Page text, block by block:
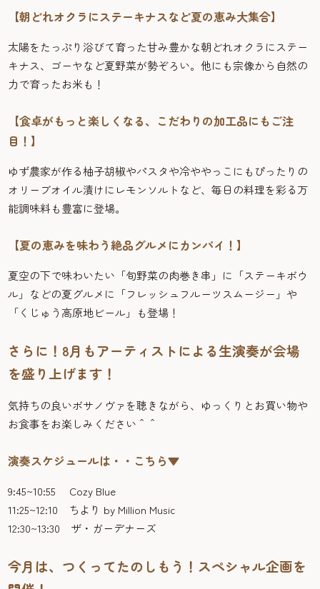
【朝どれオクラにステーキナスなど夏の恵み大集合】
太陽をたっぷり浴びて育った甘み豊かな朝どれオクラにステー
キナス、ゴーヤなど夏野菜が勢ぞろい。他にも宗像から自然の
力で育ったお米も！
【食卓がもっと楽しくなる、こだわりの加工品にもご注
目！】
ゆず農家が作る柚子胡椒やパスタや冷ややっこにもぴったりの
オリーブオイル漬けにレモンソルトなど、毎日の料理を彩る万
能調味料も豊富に登場。
【夏の恵みを味わう絶品グルメにカンパイ！】
夏空の下で味わいたい「旬野菜の肉巻き串」に「ステーキボウ
ル」などの夏グルメに「フレッシュフルーツスムージー」や
「くじゅう高原地ビール」も登場！
さらに！8月もアーティストによる生演奏が会場
を盛り上げます！
気持ちの良いボサノヴァを聴きながら、ゆっくりとお買い物や
お食事をお楽しみください＾＾
演奏スケジュールは・・こちら▼
9:45~10:55 Cozy Blue
11:25~12:10 ちより by Million Music
12:30~13:30 ザ・ガーデナーズ
今月は、つくってたのしもう！スペシャル企画を